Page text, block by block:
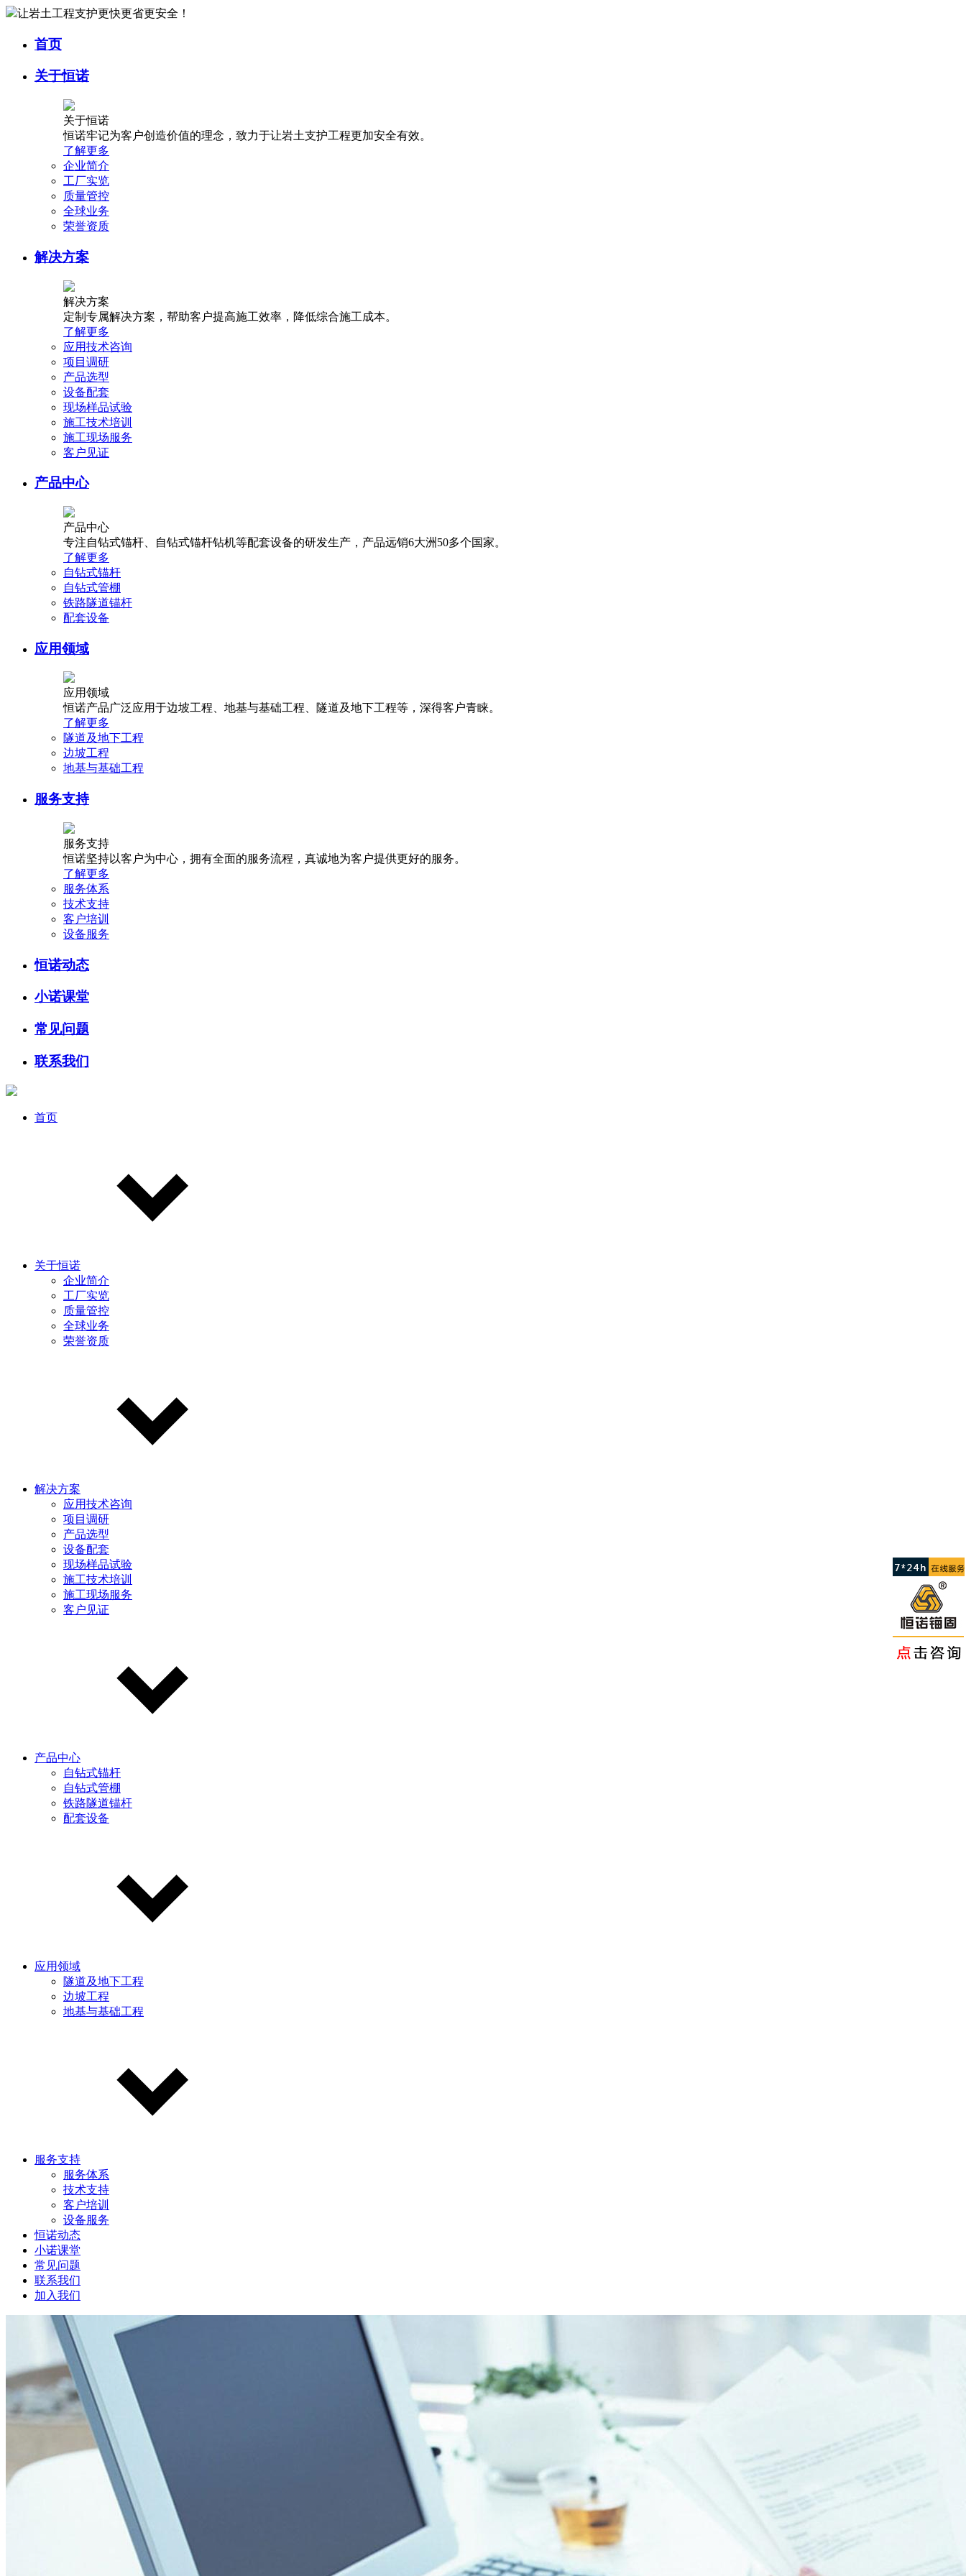
让岩土工程支护更快更省更安全！
首页
关于恒诺
关于恒诺
恒诺牢记为客户创造价值的理念，致力于让岩土支护工程更加安全有效。
了解更多
企业简介
工厂实览
质量管控
全球业务
荣誉资质
解决方案
解决方案
定制专属解决方案，帮助客户提高施工效率，降低综合施工成本。
了解更多
应用技术咨询
项目调研
产品选型
设备配套
现场样品试验
施工技术培训
施工现场服务
客户见证
产品中心
产品中心
专注自钻式锚杆、自钻式锚杆钻机等配套设备的研发生产，产品远销6大洲50多个国家。
了解更多
自钻式锚杆
自钻式管棚
铁路隧道锚杆
配套设备
应用领域
应用领域
恒诺产品广泛应用于边坡工程、地基与基础工程、隧道及地下工程等，深得客户青睐。
了解更多
隧道及地下工程
边坡工程
地基与基础工程
服务支持
服务支持
恒诺坚持以客户为中心，拥有全面的服务流程，真诚地为客户提供更好的服务。
了解更多
服务体系
技术支持
客户培训
设备服务
恒诺动态
小诺课堂
常见问题
联系我们
首页
关于恒诺
企业简介
工厂实览
质量管控
全球业务
荣誉资质
解决方案
应用技术咨询
项目调研
产品选型
设备配套
现场样品试验
施工技术培训
施工现场服务
客户见证
产品中心
自钻式锚杆
自钻式管棚
铁路隧道锚杆
配套设备
应用领域
隧道及地下工程
边坡工程
地基与基础工程
服务支持
服务体系
技术支持
客户培训
设备服务
恒诺动态
小诺课堂
常见问题
联系我们
加入我们